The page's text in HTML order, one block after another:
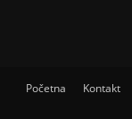
Početna Kontakt